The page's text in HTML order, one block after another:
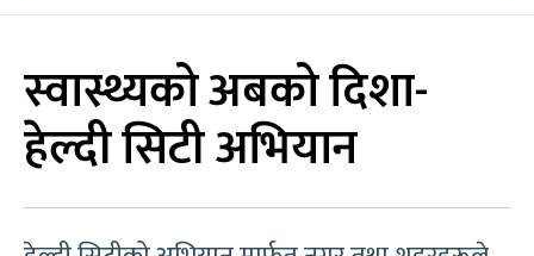
स्वास्थ्यको अबको दिशा-
हेल्दी सिटी अभियान